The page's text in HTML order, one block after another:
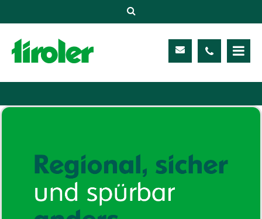
Service
Meine TIROLER
Karriere